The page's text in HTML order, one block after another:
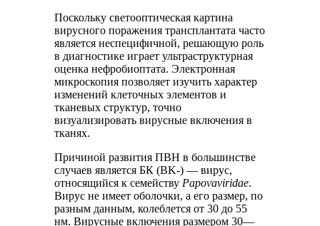
Поскольку светооптическая картина
вирусного поражения трансплантата часто
является неспецифичной, решающую роль
в диагностике играет ультраструктурная
оценка нефробиоптата. Электронная
микроскопия позволяет изучить характер
изменений клеточных элементов и
тканевых структур, точно
визуализировать вирусные включения в
тканях.
Причиной развития ПВН в большинстве
случаев является БК (BK-) — вирус,
относящийся к семейству Papovaviridae.
Вирус не имеет оболочки, а его размер, по
разным данным, колеблется от 30 до 55
нм. Вирусные включения размером 30—